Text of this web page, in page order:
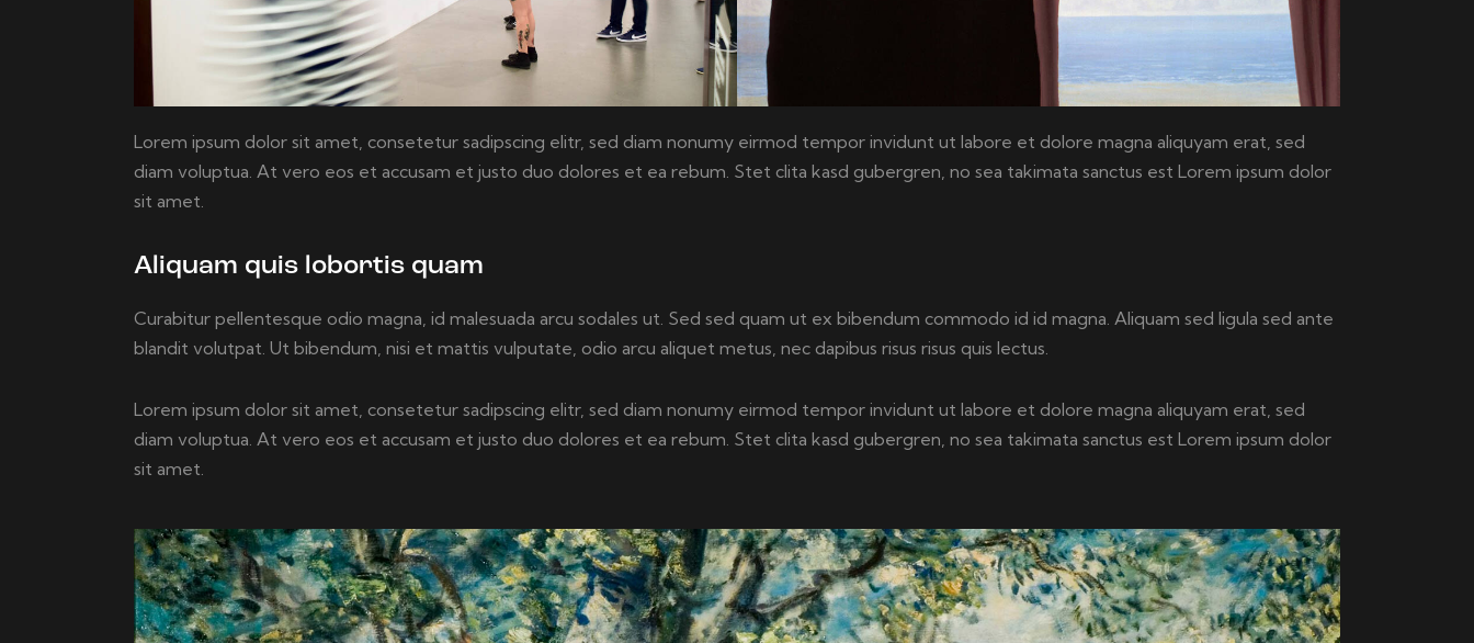
Lorem ipsum dolor sit amet, consetetur sadipscing elitr, sed diam nonumy eirmod tempor invidunt ut labore et dolore magna aliquyam erat, sed
diam voluptua. At vero eos et accusam et justo duo dolores et ea rebum. Stet clita kasd gubergren, no sea takimata sanctus est Lorem ipsum dolor
sit amet.
Aliquam quis lobortis quam
Curabitur pellentesque odio magna, id malesuada arcu sodales ut. Sed sed quam ut ex bibendum commodo id id magna. Aliquam sed ligula sed ante
blandit volutpat. Ut bibendum, nisi et mattis vulputate, odio arcu aliquet metus, nec dapibus risus risus quis lectus.
Lorem ipsum dolor sit amet, consetetur sadipscing elitr, sed diam nonumy eirmod tempor invidunt ut labore et dolore magna aliquyam erat, sed
diam voluptua. At vero eos et accusam et justo duo dolores et ea rebum. Stet clita kasd gubergren, no sea takimata sanctus est Lorem ipsum dolor
sit amet.